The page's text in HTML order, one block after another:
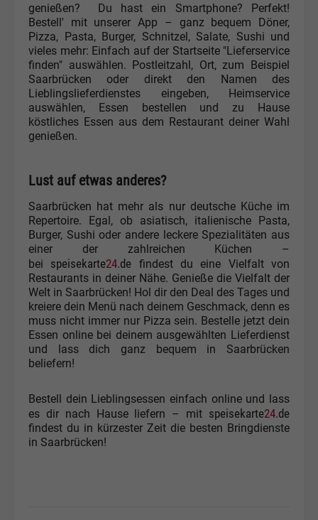
genießen? Du hast ein Smartphone? Perfekt!
Bestell' mit unserer App – ganz bequem Döner,
Pizza, Pasta, Burger, Schnitzel, Salate, Sushi und
vieles mehr: Einfach auf der Startseite "Lieferservice
finden" auswählen. Postleitzahl, Ort, zum Beispiel
Saarbrücken oder direkt den Namen des
Lieblingslieferdienstes eingeben, Heimservice
auswählen, Essen bestellen und zu Hause
köstliches Essen aus dem Restaurant deiner Wahl
genießen.
Lust auf etwas anderes?
Saarbrücken hat mehr als nur deutsche Küche im
Repertoire. Egal, ob asiatisch, italienische Pasta,
Burger, Sushi oder andere leckere Spezialitäten aus
einer der zahlreichen Küchen –
bei speisekarte24.de findest du eine Vielfalt von
Restaurants in deiner Nähe. Genieße die Vielfalt der
Welt in Saarbrücken! Hol dir den Deal des Tages und
kreiere dein Menü nach deinem Geschmack, denn es
muss nicht immer nur Pizza sein. Bestelle jetzt dein
Essen online bei deinem ausgewählten Lieferdienst
und lass dich ganz bequem in Saarbrücken
beliefern!
Bestell dein Lieblingsessen einfach online und lass
es dir nach Hause liefern – mit speisekarte24.de
findest du in kürzester Zeit die besten Bringdienste
in Saarbrücken!